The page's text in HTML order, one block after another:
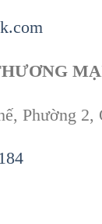
Phường